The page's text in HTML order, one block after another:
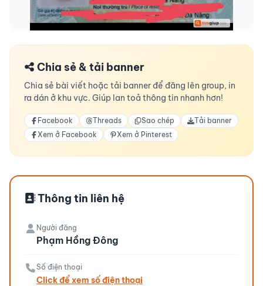
Chia sẻ & tải banner
Chia sẻ bài viết hoặc tải banner để đăng lên group, in
ra dán ở khu vực. Giúp lan toả thông tin nhanh hơn!
Facebook Threads Sao chép
Tải banner
Xem ở Facebook
Xem ở Pinterest
Thông tin liên hệ
Người đăng
Phạm Hồng Đông
Số điện thoại
Click để xem số điện thoại